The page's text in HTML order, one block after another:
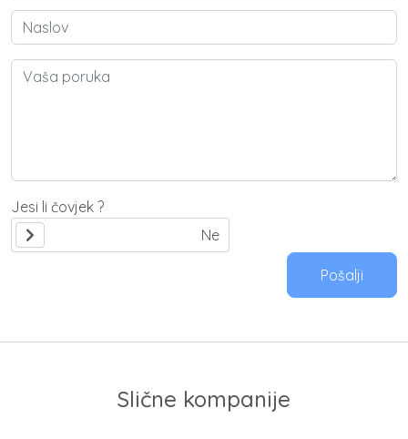
Jesi li čovjek ?
Pošalji
Slične kompanije